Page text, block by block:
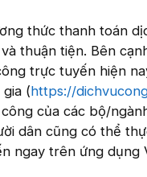
thức thanh toán
thuận tiện. Bên
trực tuyến hiện
(https://
của các bộ/
dân cũng có thể
ngay trên ứng dụng